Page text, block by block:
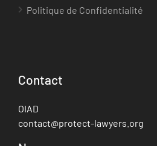
Politique de Confidentialité
Contact
OIAD
contact@protect-lawyers.org